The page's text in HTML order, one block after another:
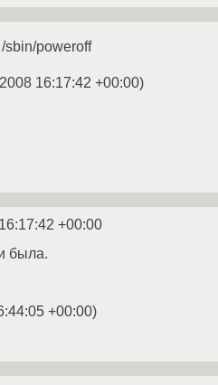
sbin/poweroff
16:17:42 +00:00)
+00:00
была.
+00:00)